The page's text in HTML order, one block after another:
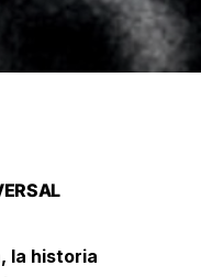
la historia